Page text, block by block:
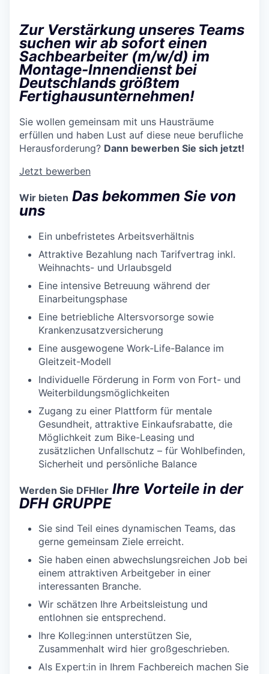
Zur Verstärkung unseres Teams
suchen wir ab sofort einen
Sachbearbeiter (m/w/d) im
Montage-Innendienst bei
Deutschlands größtem
Fertighausunternehmen!
Sie wollen gemeinsam mit uns Hausträume
erfüllen und haben Lust auf diese neue berufliche
Herausforderung? Dann bewerben Sie sich jetzt!
Jetzt bewerben
Wir bieten Das bekommen Sie von
uns
Ein unbefristetes Arbeitsverhältnis
Attraktive Bezahlung nach Tarifvertrag inkl.
Weihnachts- und Urlaubsgeld
Eine intensive Betreuung während der
Einarbeitungsphase
Eine betriebliche Altersvorsorge sowie
Krankenzusatzversicherung
Eine ausgewogene Work-Life-Balance im
Gleitzeit-Modell
Individuelle Förderung in Form von Fort- und
Weiterbildungsmöglichkeiten
Zugang zu einer Plattform für mentale
Gesundheit, attraktive Einkaufsrabatte, die
Möglichkeit zum Bike-Leasing und
zusätzlichen Unfallschutz – für Wohlbefinden,
Sicherheit und persönliche Balance
Werden Sie DFHler Ihre Vorteile in der
DFH GRUPPE
Sie sind Teil eines dynamischen Teams, das
gerne gemeinsam Ziele erreicht.
Sie haben einen abwechslungsreichen Job bei
einem attraktiven Arbeitgeber in einer
interessanten Branche.
Wir schätzen Ihre Arbeitsleistung und
entlohnen sie entsprechend.
Ihre Kolleg:innen unterstützen Sie,
Zusammenhalt wird hier großgeschrieben.
Als Expert:in in Ihrem Fachbereich machen Sie